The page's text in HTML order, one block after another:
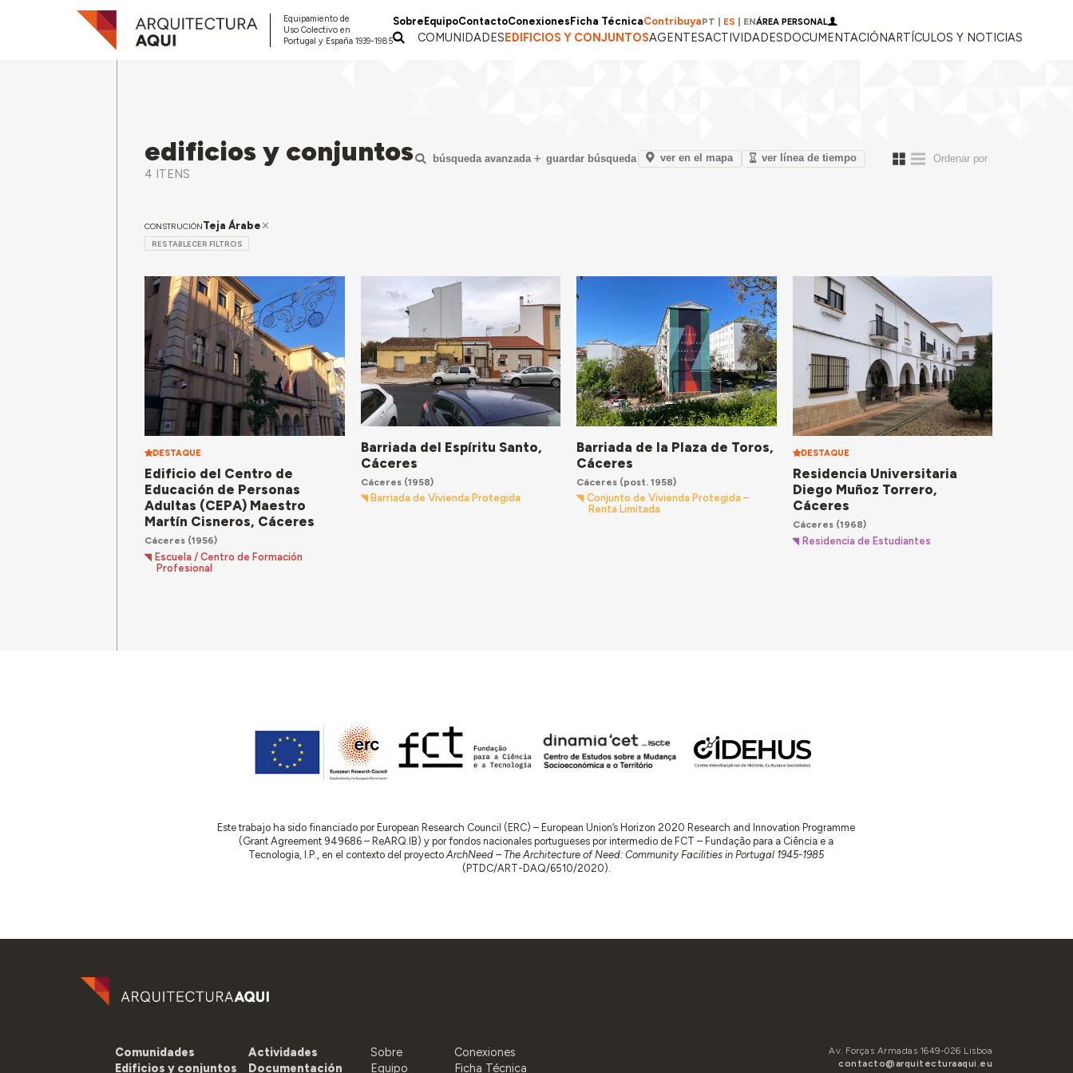
Equipamiento de
Uso Colectivo en
Portugal y España 1939-1985
Sobre EquipoContactoConexiones Ficha TécnicaContribuyaPT ES ENÁREA PERSONAL
COMUNIDADESEDIFICIOS Y CONJUNTOSAGENTESACTIVIDADESDOCUMENTACIÓNARTÍCULOS Y NOTICIAS
edificios y conjuntos
4 ITENS
búsqueda avanzada guardar búsqueda ver en el mapa ver línea de tiempo
CONSTRUCIÓNTeja Árabe
RESTABLECER FILTROS
DESTAQUE
Edificio del Centro de
Educación de Personas
Adultas (CEPA) Maestro
Martín Cisneros, Cáceres
Cáceres (1956)
Escuela / Centro de Formación
Profesional
Barriada del Espíritu Santo,
Cáceres
Cáceres(1958)
Barriada de Vivienda Protegida
Barriada de la Plaza de Toros,
Cáceres
Cáceres (post. 1958)
Conjunto de Vivienda Protegida –
Renta Limitada
DESTAQUE
Residencia Universitaria
Diego Muñoz Torrero,
Cáceres
Cáceres(1968)
Residencia de Estudiantes
Este trabajo ha sido financiado por European Research Council (ERC) – European Union’s Horizon 2020 Research and Innovation Programme
(Grant Agreement 949686 – ReARQ.IB) y por fondos nacionales portugueses por intermedio de FCT – Fundação para a Ciência e a
Tecnologia, I.P., en el contexto del proyectoArchNeed – The Architecture of Need: Community Facilities in Portugal 1945-1985
(PTDC/ART-DAQ/6510/2020).
Comunidades
Edificios y conjuntos
Actividades
Documentación
Sobre
Equipo
Conexiones
Ficha Técnica
Av. Forças Armadas 1649-026 Lisboa
contacto@arquitecturaaqui.eu